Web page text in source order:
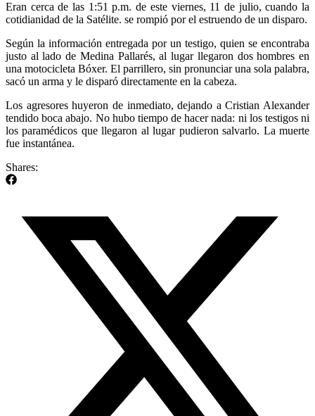
Eran cerca de las 1:51 p.m. de este viernes, 11 de julio, cuando la
cotidianidad de la Satélite. se rompió por el estruendo de un disparo.
Según la información entregada por un testigo, quien se encontraba
justo al lado de Medina Pallarés, al lugar llegaron dos hombres en
una motocicleta Bóxer. El parrillero, sin pronunciar una sola palabra,
sacó un arma y le disparó directamente en la cabeza.
Los agresores huyeron de inmediato, dejando a Cristian Alexander
tendido boca abajo. No hubo tiempo de hacer nada: ni los testigos ni
los paramédicos que llegaron al lugar pudieron salvarlo. La muerte
fue instantánea.
Shares: